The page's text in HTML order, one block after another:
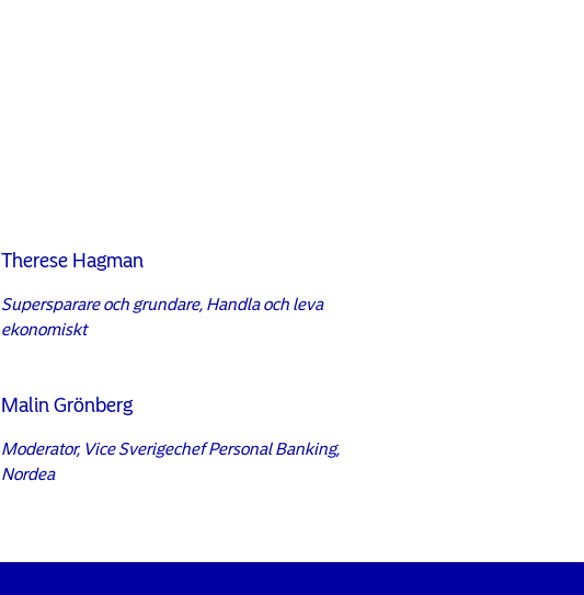
Therese Hagman
Supersparare och grundare, Handla och leva
ekonomiskt
Malin Grönberg
Moderator, Vice Sverigechef Personal Banking,
Nordea